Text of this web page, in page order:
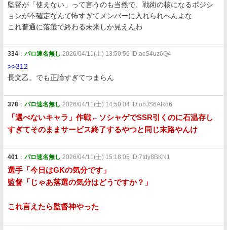
監督が「使えない」って言うのも当然で、戦術の核になるポジシ
ョンが不確定なんて怖すぎてメンバーに入れられへんよな
これ普通に落選で終わる未来しか見えんわ
334 ： パロ速名無し 2026/04/11(土) 13:50:56 ID:acS4uz6Q4
>>312
長文乙。でも正論すぎてつまらん
378 ： パロ速名無し 2026/04/11(土) 14:50:04 ID:obJS6ARd6
「選べないキャラ」作戦←ソシャゲでSSR引くのに石温存し
すぎてそのままサービス終了するやつと同じ末路やんけ
401 ： パロ速名無し 2026/04/11(土) 15:18:05 ID:7tdy8BKN1
選手「今日はGKの気分です」
監督「じゃあ落選の気分はどうですか？」
これ言えたら監督神やった